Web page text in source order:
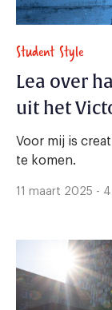
Student Style
Lea over
uit het
Voor mij is
te komen.
11 maart 2025 - 4